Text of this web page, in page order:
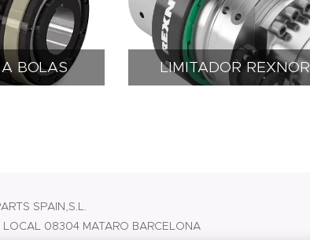
BOLAS LIMITADOR
SPAIN,S.L.
LOCAL 08304 MATARO BARCELONA